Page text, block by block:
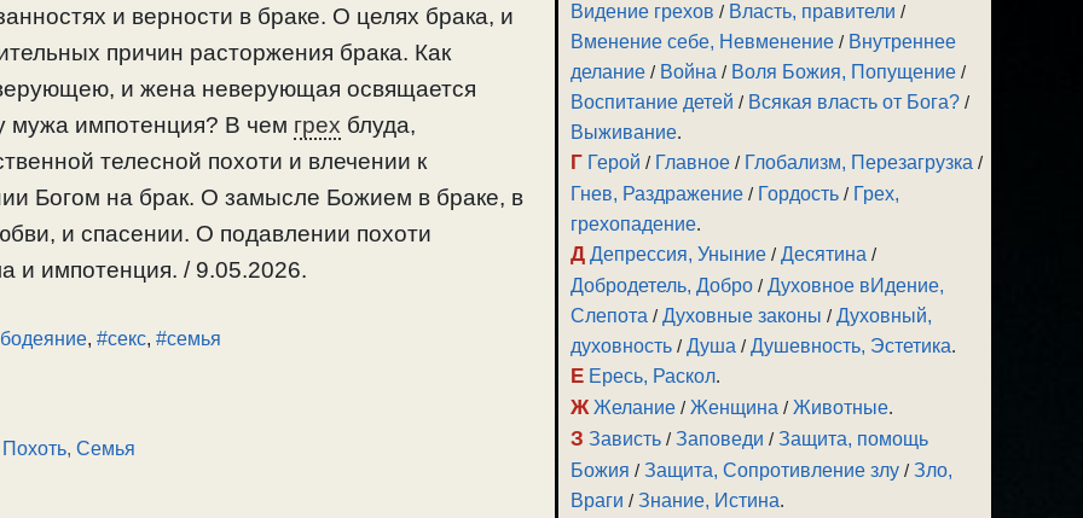
и верности в браке. О целях брака, и
причин расторжения брака. Как
и жена неверующая освящается
импотенция? В чем грех блуда,
телесной похоти и влечении к
Богом на брак. О замысле Божием в браке, в
и спасении. О подавлении похоти
и импотенция. / 9.05.2026.
, #секс, #семья
Похоть, Семья
Видение грехов / Власть, правители /
Вменение себе, Невменение / Внутреннее
делание / Война / Воля Божия, Попущение /
Воспитание детей / Всякая власть от Бога? /
Выживание.
Г Герой / Главное / Глобализм, Перезагрузка /
Гнев, Раздражение / Гордость / Грех,
грехопадение.
Д Депрессия, Уныние /Десятина /
Добродетель, Добро /Духовное вИдение,
Слепота /Духовные законы /Духовный,
духовность /Душа /Душевность, Эстетика.
Е Ересь, Раскол.
Ж Желание /Женщина /Животные.
З Зависть /Заповеди /Защита, помощь
Божия /Защита, Сопротивление злу /Зло,
Враги /Знание, Истина.